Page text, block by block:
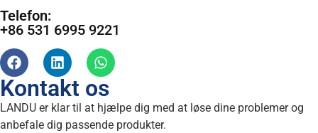
Telefon:
+86 531 6995 9221
Kontakt os
LANDU er klar til at hjælpe dig med at løse dine problemer og
anbefale dig passende produkter.